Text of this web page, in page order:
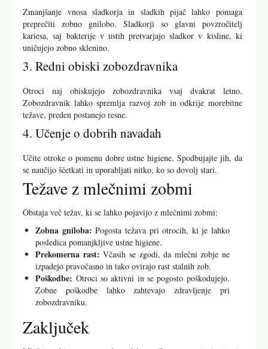
Zmanjšanje vnosa sladkorja in sladkih pijač lahko pomaga
preprečiti zobno gnilobo. Sladkorji so glavni povzročitelj
kariesa, saj bakterije v ustih pretvarjajo sladkor v kisline, ki
uničujejo zobno sklenino.
3. Redni obiski zobozdravnika
Otroci naj obiskujejo zobozdravnika vsaj dvakrat letno.
Zobozdravnik lahko spremlja razvoj zob in odkrije morebitne
težave, preden postanejo resne.
4. Učenje o dobrih navadah
Učite otroke o pomenu dobre ustne higiene. Spodbujajte jih, da
se naučijo ščetkati in uporabljati nitko, ko so dovolj stari.
Težave z mlečnimi zobmi
Obstaja več težav, ki se lahko pojavijo z mlečnimi zobmi:
Zobna gniloba: Pogosta težava pri otrocih, ki je lahko
posledica pomanjkljive ustne higiene.
Prekomerna rast: Včasih se zgodi, da mlečni zobje ne
izpadejo pravočasno in tako ovirajo rast stalnih zob.
Poškodbe: Otroci so aktivni in se pogosto poškodujejo.
Zobne poškodbe lahko zahtevajo zdravljenje pri
zobozdravniku.
Zaključek